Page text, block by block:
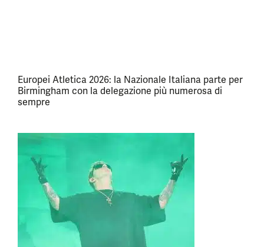
Europei Atletica 2026: la Nazionale Italiana parte per
Birmingham con la delegazione più numerosa di
sempre